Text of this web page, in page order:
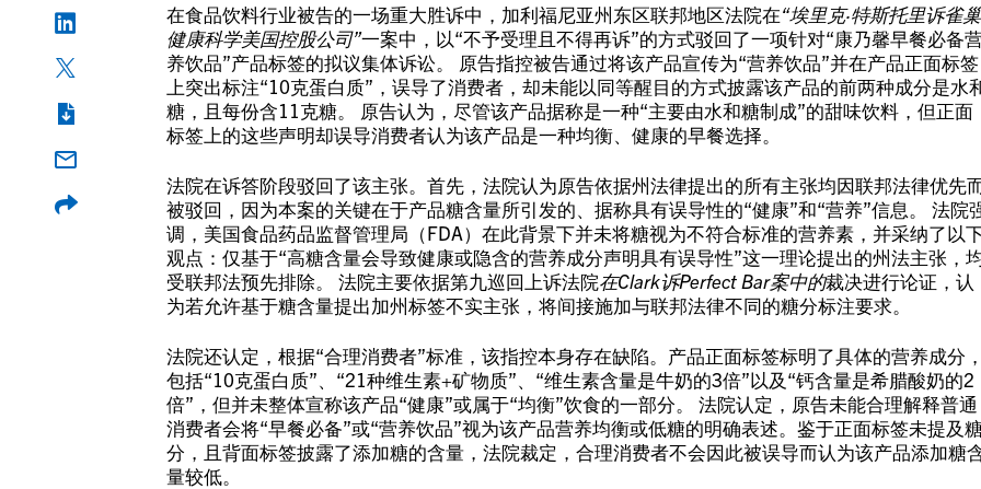
在食品饮料行业被告的一场重大胜诉中，加利福尼亚州东区联邦地区法院在“埃里克·特斯托里诉雀巢
健康科学美国控股公司”一案中，以“不予受理且不得再诉”的方式驳回了一项针对“康乃馨早餐必备
养饮品”产品标签的拟议集体诉讼。 原告指控被告通过将该产品宣传为“营养饮品”并在产品正面标签
上突出标注“10克蛋白质”，误导了消费者，却未能以同等醒目的方式披露该产品的前两种成分是水
糖，且每份含11克糖。 原告认为，尽管该产品据称是一种“主要由水和糖制成”的甜味饮料，但正面
标签上的这些声明却误导消费者认为该产品是一种均衡、健康的早餐选择。
法院在诉答阶段驳回了该主张。首先，法院认为原告依据州法律提出的所有主张均因联邦法律优先
被驳回，因为本案的关键在于产品糖含量所引发的、据称具有误导性的“健康”和“营养”信息。 法院
调，美国食品药品监督管理局（FDA）在此背景下并未将糖视为不符合标准的营养素，并采纳了以
观点：仅基于“高糖含量会导致健康或隐含的营养成分声明具有误导性”这一理论提出的州法主张，
受联邦法预先排除。 法院主要依据第九巡回上诉法院在Clark诉Perfect Bar案中的裁决进行论证，认
为若允许基于糖含量提出加州标签不实主张，将间接施加与联邦法律不同的糖分标注要求。
法院还认定，根据“合理消费者”标准，该指控本身存在缺陷。产品正面标签标明了具体的营养成分，
包括“10克蛋白质”、“21种维生素+矿物质”、“维生素含量是牛奶的3倍”以及“钙含量是希腊酸奶的2
倍”，但并未整体宣称该产品“健康”或属于“均衡”饮食的一部分。 法院认定，原告未能合理解释普通
消费者会将“早餐必备”或“营养饮品”视为该产品营养均衡或低糖的明确表述。鉴于正面标签未提及
分，且背面标签披露了添加糖的含量，法院裁定，合理消费者不会因此被误导而认为该产品添加糖
量较低。